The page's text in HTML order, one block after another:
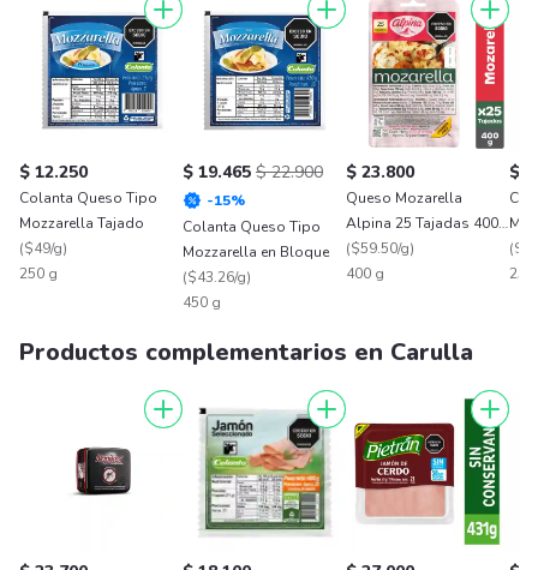
$ 12.250
Colanta Queso Tipo
Mozzarella Tajado
($49/g)
250 g
$ 19.465 $ 22.900
-15%
Colanta Queso Tipo
Mozzarella en Bloque
($43.26/g)
450 g
$ 23.800
Queso Mozarella
Alpina 25 Tajadas 400
g
($59.50/g)
400 g
$
(
Productos complementarios en Carulla